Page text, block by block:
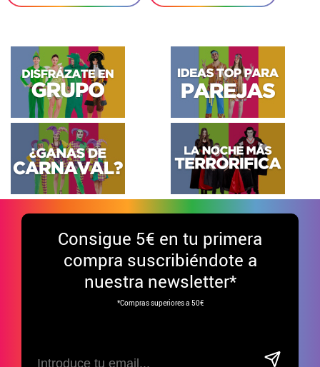
Consigue 5€ en tu primera
compra suscribiéndote a
nuestra newsletter*
*Compras superiores a 50€